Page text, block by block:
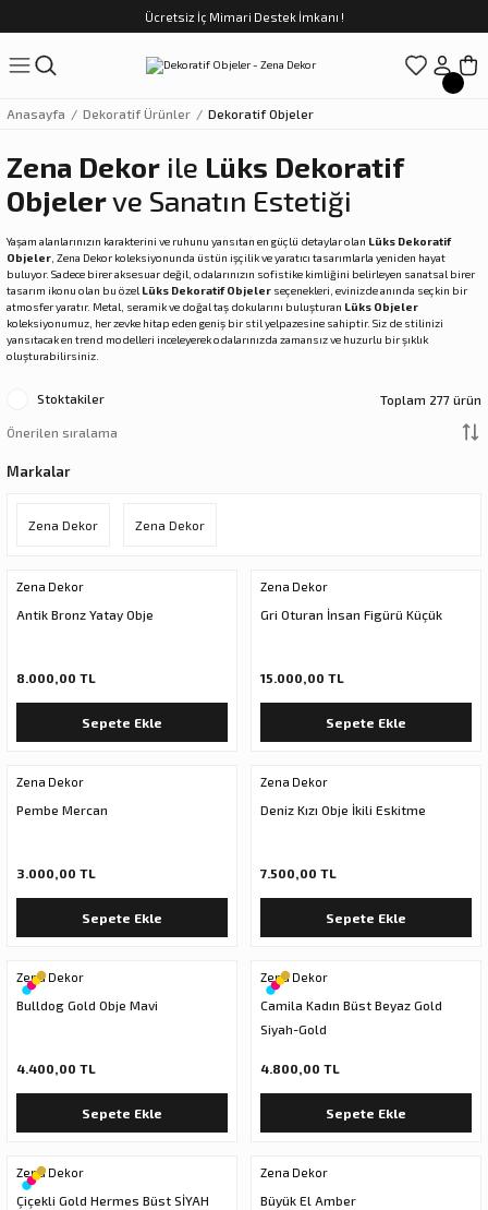
Ücretsiz İç Mimari Destek İmkanı !
Geri Dön
Kahve Fincan Takımı
Çay Fincan Takımı
Servis ve Sunum
Geri Dön
Geri Dön
Tablolar
Geri Dön
Geri Dön
Anasayfa Dekoratif Ürünler Dekoratif Objeler
Zena Dekor ile Lüks Dekoratif
Objelerve Sanatın Estetiği
Yaşam alanlarınızın karakterini ve ruhunu yansıtan en güçlü detaylar olan Lüks Dekoratif
Objeler , Zena Dekor koleksiyonunda üstün işçilik ve yaratıcı tasarımlarla yeniden hayat
buluyor. Sadece birer aksesuar değil, odalarınızın sofistike kimliğini belirleyen sanatsal birer
tasarım ikonu olan bu özel Lüks Dekoratif Objeler seçenekleri, evinizde anında seçkin bir
atmosfer yaratır. Metal, seramik ve doğal taş dokularını buluşturan Lüks Objeler
koleksiyonumuz, her zevke hitap eden geniş bir stil yelpazesine sahiptir. Siz de stilinizi
yansıtacak en trend modelleri inceleyerek odalarınızda zamansız ve huzurlu bir şıklık
oluşturabilirsiniz.
Stoktakiler Toplam 277 ürün
Markalar
Zena Dekor Zena Dekor
Zena Dekor
Antik Bronz Yatay Obje
8.000,00 TL
Sepete Ekle
Zena Dekor
Gri Oturan İnsan Figürü Küçük
15.000,00 TL
Sepete Ekle
Zena Dekor
Pembe Mercan
3.000,00 TL
Sepete Ekle
Zena Dekor
Deniz Kızı Obje İkili Eskitme
7.500,00 TL
Sepete Ekle
Zena Dekor
Bulldog Gold Obje Mavi
4.400,00 TL
Sepete Ekle
Zena Dekor
Camila Kadın Büst Beyaz Gold
Siyah-Gold
4.800,00 TL
Sepete Ekle
Zena Dekor
Çiçekli Gold Hermes Büst SİYAH
Zena Dekor
Büyük El Amber